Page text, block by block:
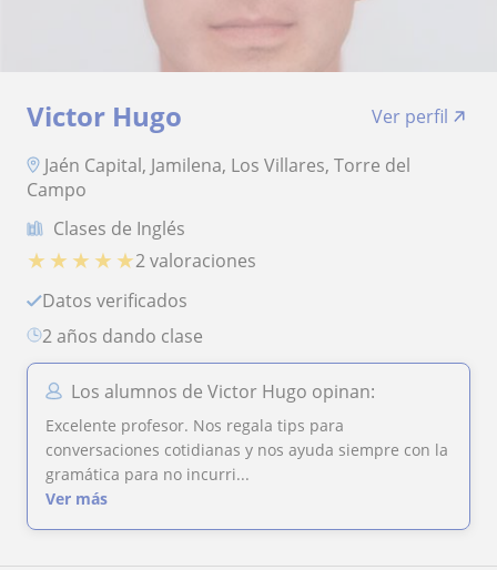
Victor Hugo
Ver perfil
Jaén Capital, Jamilena, Los Villares, Torre del
Campo
Clases de Inglés
★ ★ ★ ★ ★2 valoraciones
Datos verificados
2 años dando clase
Los alumnos de Victor Hugo opinan:
Excelente profesor. Nos regala tips para
conversaciones cotidianas y nos ayuda siempre con la
gramática para no incurri...
Ver más